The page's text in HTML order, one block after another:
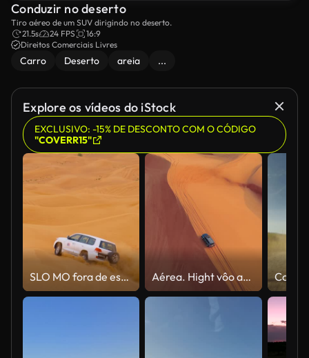
Conduzir no deserto
Tiro aéreo de um SUV dirigindo no deserto.
21.5s
24 FPS
16:9
Direitos Comerciais Livres
Carro Deserto areia ...
Explore os vídeos do iStock
EXCLUSIVO: -15% DE DESCONTO COM O CÓDIGO
"COVERR15"
SLO MO fora de estrada dirigindo um veículo nas dunas de areias Aérea. Hight vôo acima do carro. Areia do carro do safari do deserto que dunning no deserto de Dubai durante o por do sol